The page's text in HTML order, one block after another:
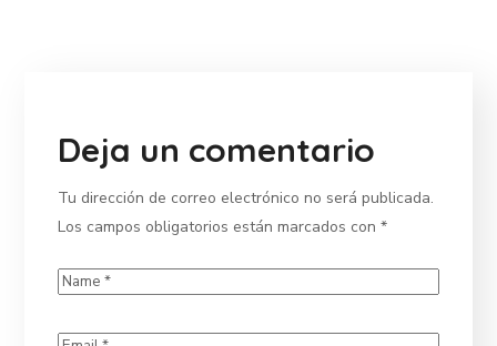
Deja un comentario
Tu dirección de correo electrónico no será publicada.
Los campos obligatorios están marcados con*